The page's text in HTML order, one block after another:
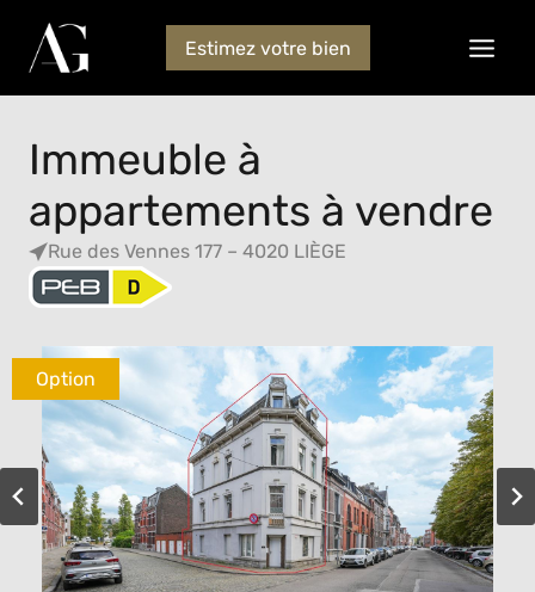
Estimez votre bien
Immeuble à
appartements à vendre
Rue des Vennes 177 – 4020 LIÈGE
Option